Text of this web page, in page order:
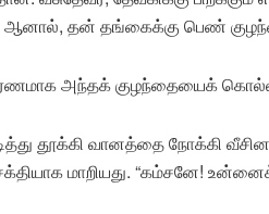
ஆனால், தன் தங்கைக்கு பெண்
அந்தக் குழந்தையைக்
தூக்கி வானத்தை நோக்கி
மாறியது. “கம்சனே!